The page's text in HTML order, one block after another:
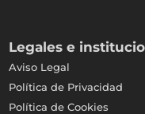
Legales e
Aviso Legal
Política de Privacidad
Política de Cookies